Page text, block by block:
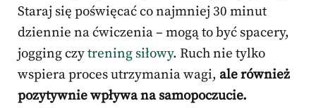
Staraj się poświęcać co najmniej 30 minut
dziennie na ćwiczenia – mogą to być spacery,
jogging czytrening siłowy. Ruch nie tylko
wspiera proces utrzymania wagi, ale również
pozytywnie wpływa na samopoczucie.